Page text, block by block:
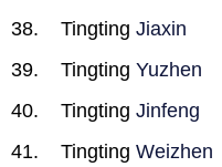
Tingting Jiaxin
Tingting Yuzhen
Tingting Jinfeng
Tingting Weizhen